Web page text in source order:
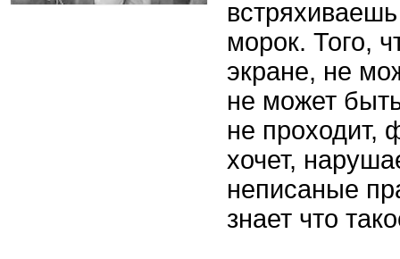
морок. Того,
экране, не
не может
не проходит,
хочет,
неписаные
знает что